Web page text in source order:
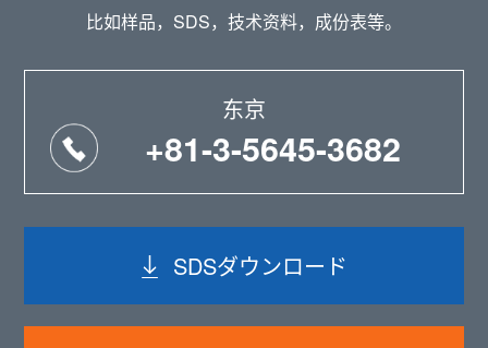
比如样品，SDS，技术资料，成份表等。
东京
+81-3-5645-3682
SDSダウンロード